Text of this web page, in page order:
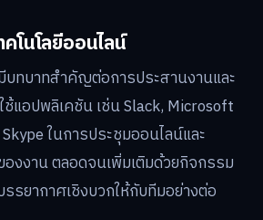
โนโลยีออนไลน์
ทบาทสำคัญต่อการประสานงานและ
แอปพลิเคชัน เช่น Slack, Microsoft
ในการประชุมออนไลน์และ
งงาน ตลอดจนเพิ่มเติมด้วยกิจกรรม
รยากาศเชิงบวกให้กับทีมอย่างต่อ